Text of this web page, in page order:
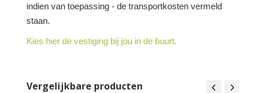
indien van toepassing - de transportkosten vermeld
staan.
Kies hier de vestiging bij jou in de buurt.
Vergelijkbare producten